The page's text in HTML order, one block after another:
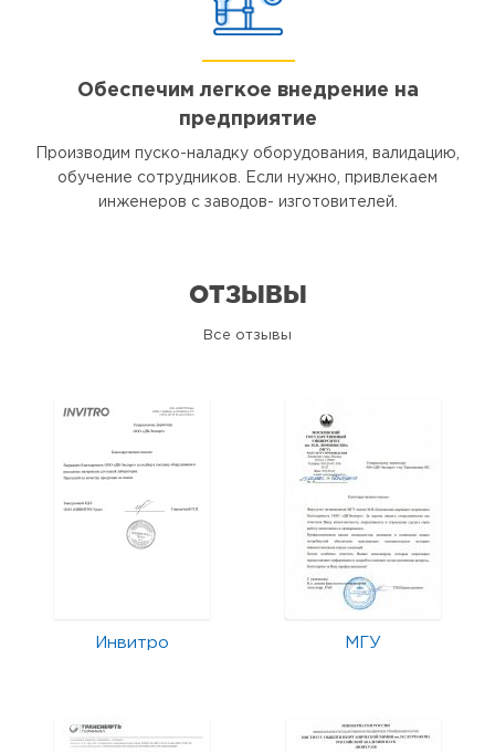
Обеспечим легкое внедрение на
предприятие
Производим пуско-наладку оборудования, валидацию,
обучение сотрудников. Если нужно, привлекаем
инженеров с заводов- изготовителей.
ОТЗЫВЫ
Все отзывы
Инвитро МГУ